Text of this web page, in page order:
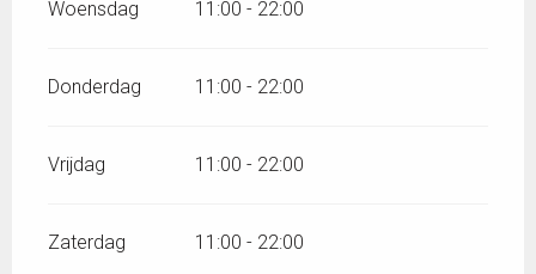
Woensdag 11:00 - 22:00
Donderdag 11:00 - 22:00
Vrijdag 11:00 - 22:00
Zaterdag 11:00 - 22:00